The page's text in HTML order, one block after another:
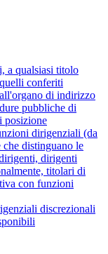
a qualsiasi titolo
conferiti
di indirizzo
pubbliche di
posizione
dirigenziali (da
distinguano le
dirigenti
titolari di
con funzioni
discrezionali